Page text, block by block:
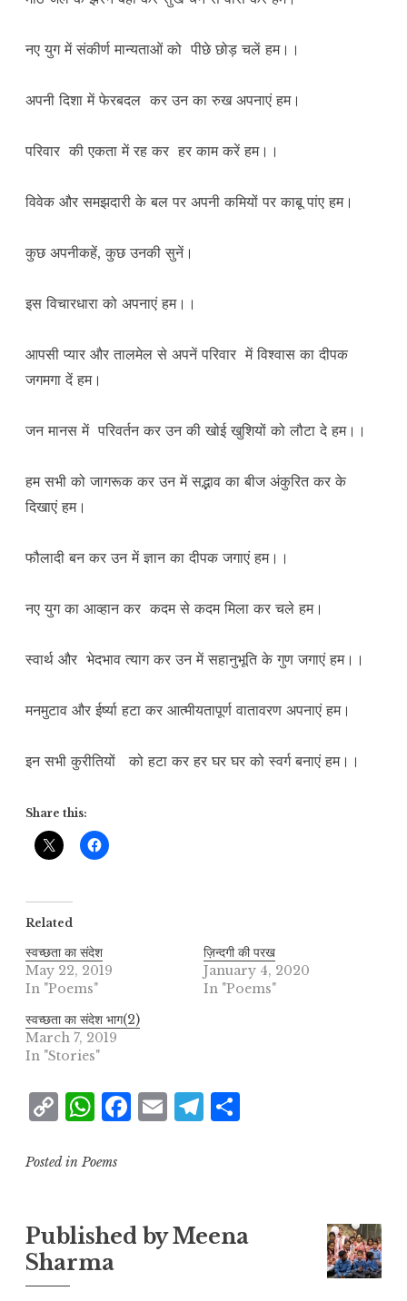
नए युग में संकीर्ण मान्यताओं को पीछे छोड़ चलें हम।।
अपनी दिशा में फेरबदल कर उन का रुख अपनाएं हम।
परिवार की एकता में रह कर हर काम करें हम।।
विवेक और समझदारी के बल पर अपनी कमियों पर काबू पांए हम।
कुछ अपनीकहें, कुछ उनकी सुनें।
इस विचारधारा को अपनाएं हम।।
आपसी प्यार और तालमेल से अपनें परिवार में विश्वास का दीपक
जगमगा दें हम।
जन मानस में परिवर्तन कर उन की खोई खुशियों को लौटा दे हम।।
हम सभी को जागरूक कर उन में सद्भाव का बीज अंकुरित कर के
दिखाएं हम।
फौलादी बन कर उन में ज्ञान का दीपक जगाएं हम।।
नए युग का आव्हान कर कदम से कदम मिला कर चले हम।
स्वार्थ और भेदभाव त्याग कर उन में सहानुभूति के गुण जगाएं हम।।
मनमुटाव और ईर्ष्या हटा कर आत्मीयतापूर्ण वातावरण अपनाएं हम।
इन सभी कुरीतियों को हटा कर हर घर घर को स्वर्ग बनाएं हम।।
Share this:
Related
स्वच्छता का संदेश
May 22, 2019
In "Poems"
ज़िन्दगी की परख
January 4, 2020
In "Poems"
स्वच्छता का संदेश भाग(2)
March 7, 2019
In "Stories"
C
p
L
i
n
W
at
A
p
p
F
b
o
E
T
r
a
e
Posted in Poems
Published byMeena
Sharma